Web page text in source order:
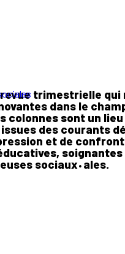
trimestrielle qui
dans le
colonnes sont un lieu
des courants
et de
euses sociaux·ales.